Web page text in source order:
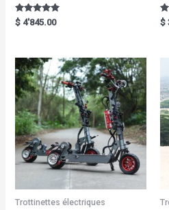
Rated
5.00
$ 4'845.00 $
Trottinettes électriques